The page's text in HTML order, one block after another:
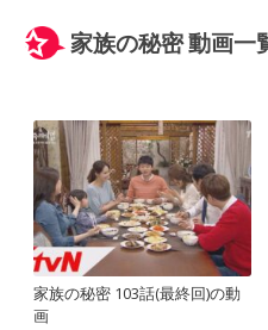
家族の秘密 動画一
家族の秘密 103話(最終回)の動
画